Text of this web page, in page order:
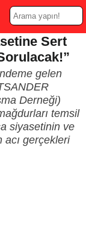
Sert
gelen
Derneği)
temsil
siyasetinin ve
gerçekleri